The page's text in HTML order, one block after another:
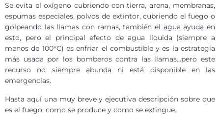
Se evita el oxígeno cubriendo con tierra, arena, membranas,
espumas especiales, polvos de extintor, cubriendo el fuego o
golpeando las llamas con ramas, también el agua ayuda en
esto, pero el principal efecto de agua líquida (siempre a
menos de 100°C) es enfriar el combustible y es la estrategia
más usada por los bomberos contra las llamas…pero este
recurso no siempre abunda ni está disponible en las
emergencias.
Hasta aquí una muy breve y ejecutiva descripción sobre que
es el fuego, como se produce y como se extingue.